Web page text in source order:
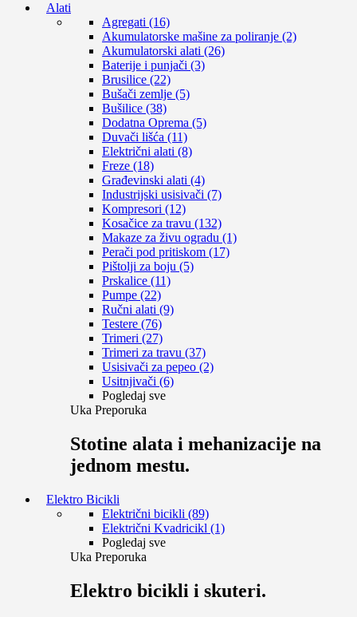
Alati
Agregati (16)
Akumulatorske mašine za poliranje (2)
Akumulatorski alati (26)
Baterije i punjači (3)
Brusilice (22)
Bušači zemlje (5)
Bušilice (38)
Dodatna Oprema (5)
Duvači lišća (11)
Električni alati (8)
Freze (18)
Građevinski alati (4)
Industrijski usisivači (7)
Kompresori (12)
Kosačice za travu (132)
Makaze za živu ogradu (1)
Perači pod pritiskom (17)
Pištolji za boju (5)
Prskalice (11)
Pumpe (22)
Ručni alati (9)
Testere (76)
Trimeri (27)
Trimeri za travu (37)
Usisivači za pepeo (2)
Usitnjivači (6)
Pogledaj sve
Uka Preporuka
Stotine alata i mehanizacije na
jednom mestu.
Elektro Bicikli
Električni bicikli (89)
Električni Kvadricikl (1)
Pogledaj sve
Uka Preporuka
Elektro bicikli i skuteri.